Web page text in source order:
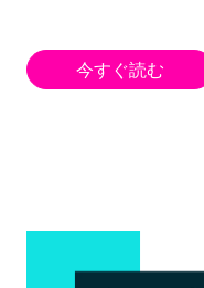
今すぐ読む